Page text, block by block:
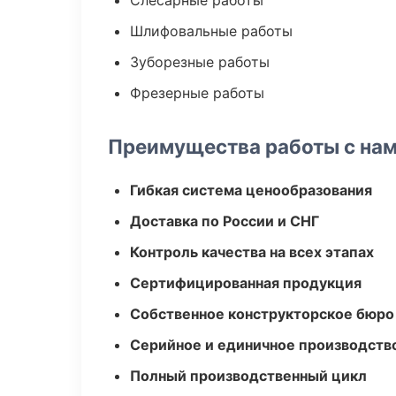
Шлифовальные работы
Зуборезные работы
Фрезерные работы
Преимущества работы с
Гибкая система ценообразования
Доставка по России и СНГ
Контроль качества на всех этапах
Сертифицированная продукция
Собственное конструкторское бюро
Серийное и единичное
Полный производственный цикл